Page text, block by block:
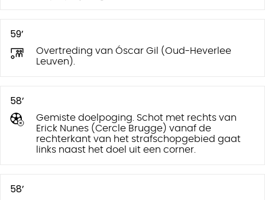
59’
Overtreding van Óscar Gil (Oud-Heverlee
Leuven).
58’
Gemiste doelpoging. Schot met rechts van
Erick Nunes (Cercle Brugge) vanaf de
rechterkant van het strafschopgebied gaat
links naast het doel uit een corner.
58’